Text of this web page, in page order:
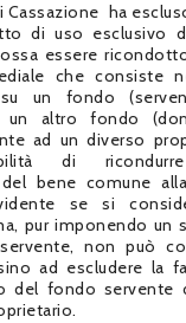
Cassazione ha
di uso esclusivo
essere
che consiste
un fondo
un altro fondo
ad un diverso
di
bene comune
se si
pur imponendo un
non può
ad escludere la
del fondo servente